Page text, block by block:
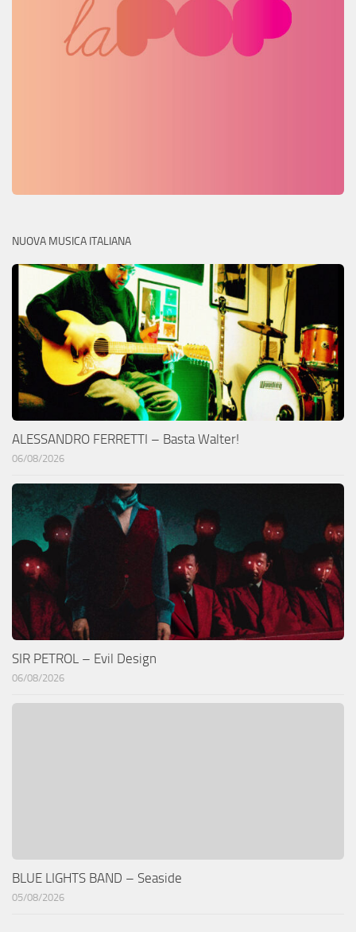
NUOVA MUSICA ITALIANA
ALESSANDRO FERRETTI – Basta Walter!
06/08/2026
SIR PETROL – Evil Design
06/08/2026
BLUE LIGHTS BAND – Seaside
05/08/2026